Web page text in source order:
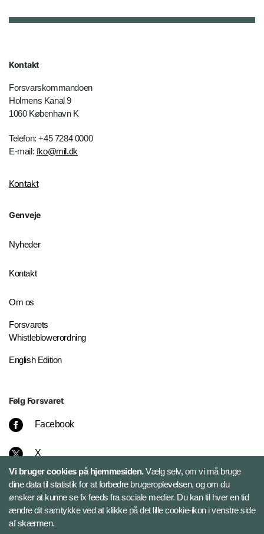
Kontakt
Forsvarskommandoen
Holmens Kanal 9
1060 København K
Telefon: +45 7284 0000
E-mail: fko@mil.dk
Kontakt
Genveje
Nyheder
Kontakt
Om os
Forsvarets
Whistleblowerordning
English Edition
Følg Forsvaret
Facebook
X
Instagram
Bluesky
Vi bruger cookies på hjemmesiden.Vælg selv, om vi må bruge
dine data til statistik for at forbedre brugeroplevelsen, og om du
ønsker at kunne se fx feeds fra sociale medier. Du kan til hver en tid
ændre dit samtykke ved at klikke på det lille cookie-ikon i venstre side
af skærmen.